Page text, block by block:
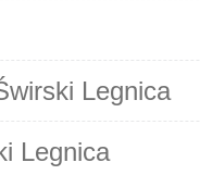
Legnica
Legnica